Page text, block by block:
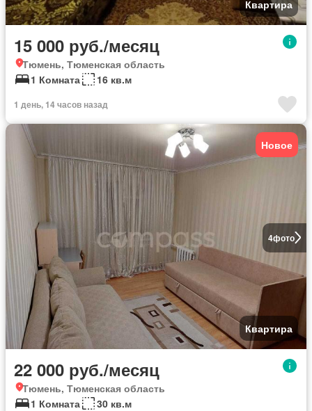
Квартира
15 000 руб./месяц
Тюмень, Тюменская область
1 Комната
16 кв.м
1 день, 14 часов назад
4фото
Новое
Квартира
22 000 руб./месяц
Тюмень, Тюменская область
1 Комната
30 кв.м